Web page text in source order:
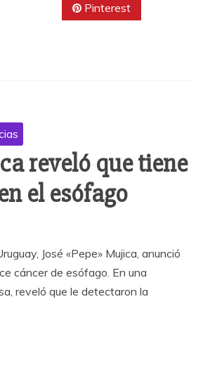
Pinterest
reveló que tiene
el esófago
José «Pepe» Mujica, anunció
cáncer de esófago. En una
reveló que le detectaron la